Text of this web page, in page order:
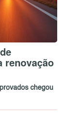
renovação
chegou